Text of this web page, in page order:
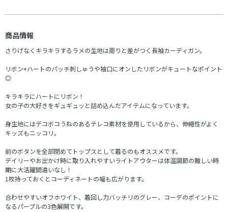
商品情報
さりげなくキラキラするラメの生地は周りと差がつく長袖カーディガン。
リボン+ハートのパッチ刺しゅうや袖口にオンしたリボンがキュートなポイント
◎
キラキラにハートにリボン！
女の子の大好きをギュギュッと詰め込んだアイテムになっています。
身生地にはデコボコうねのあるテレコ素材を使用しているから、伸縮性がよく
キッズもニッコリ。
前のボタンを全部閉めてトップスとして着るのもオススメです。
デイリーやお出かけ時に取り入れやすいライトアウターは体温調節の難しい時
期に大活躍間違いなし！
1枚持っておくとコーディネートの幅も広がります。
合わせやすいオフホワイト、着回し力バッチリのグレー、コーデのポイントに
なるパープルの3色展開です。